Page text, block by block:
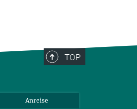
TOP
Anreise